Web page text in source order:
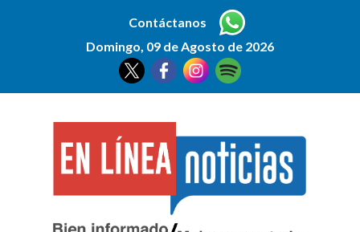
Contáctanos
Domingo, 09 de Agosto de 2026